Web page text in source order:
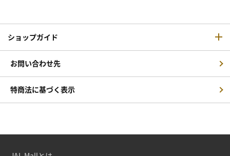
ショップガイド
お問い合わせ先
特商法に基づく表示